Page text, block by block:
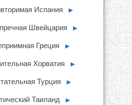
Испания ►
Швейцария ►
Греция ►
Хорватия ►
Турция ►
Таиланд ►